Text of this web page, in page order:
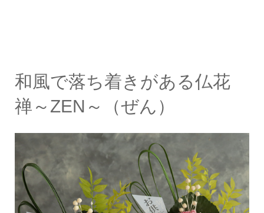
和風で落ち着きがある仏花
禅～ZEN～（ぜん）